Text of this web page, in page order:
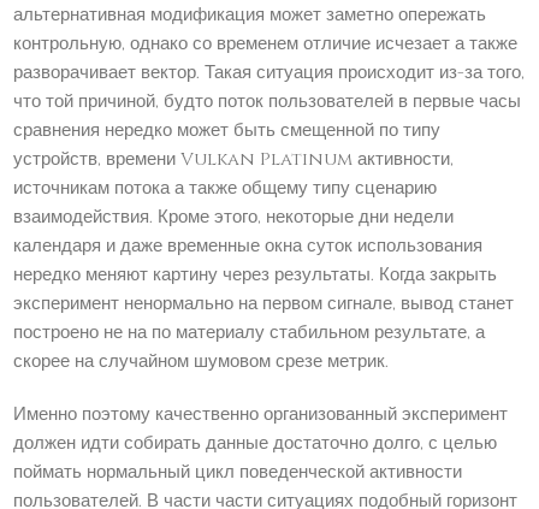
альтернативная модификация может заметно опережать
контрольную, однако со временем отличие исчезает а также
разворачивает вектор. Такая ситуация происходит из-за того,
что той причиной, будто поток пользователей в первые часы
сравнения нередко может быть смещенной по типу
устройств, времени Vulkan Platinum активности,
источникам потока а также общему типу сценарию
взаимодействия. Кроме этого, некоторые дни недели
календаря и даже временные окна суток использования
нередко меняют картину через результаты. Когда закрыть
эксперимент ненормально на первом сигнале, вывод станет
построено не на по материалу стабильном результате, а
скорее на случайном шумовом срезе метрик.
Именно поэтому качественно организованный эксперимент
должен идти собирать данные достаточно долго, с целью
поймать нормальный цикл поведенческой активности
пользователей. В части части ситуациях подобный горизонт